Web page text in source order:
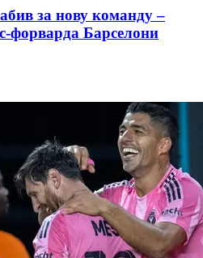
за нову команду –
форварда Барселони